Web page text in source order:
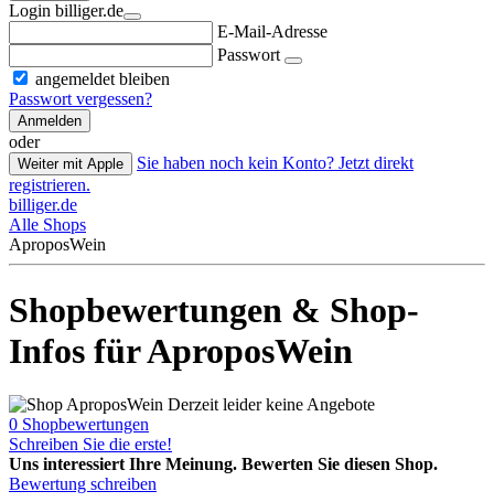
Login billiger.de
E-Mail-Adresse
Passwort
angemeldet bleiben
Passwort vergessen?
Anmelden
oder
Weiter mit Apple
Sie haben noch kein Konto? Jetzt direkt
registrieren.
billiger.de
Alle Shops
AproposWein
Shopbewertungen & Shop-
Infos für AproposWein
Derzeit leider keine Angebote
0 Shopbewertungen
Schreiben Sie die erste!
Uns interessiert Ihre Meinung. Bewerten Sie diesen Shop.
Bewertung schreiben